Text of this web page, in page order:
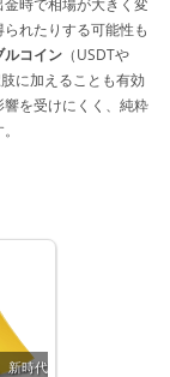
れたりする可能性も
ルコイン （USDTや
に加えることも有効
を受けにくく、純粋
新時代